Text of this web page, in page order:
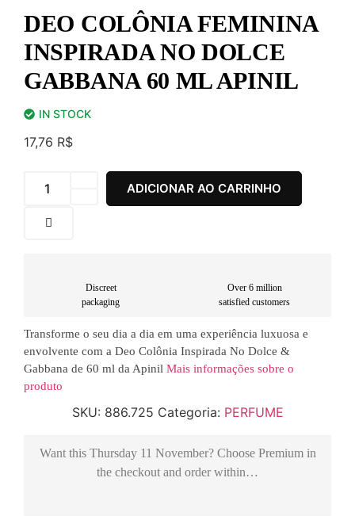
DEO COLÔNIA FEMININA
INSPIRADA NO DOLCE
GABBANA 60 ML APINIL
IN STOCK
17,76 R$
ADICIONAR AO CARRINHO
Discreet
packaging
Over 6 million
satisfied customers
Transforme o seu dia a dia em uma experiência luxuosa e
envolvente com a Deo Colônia Inspirada No Dolce &
Gabbana de 60 ml da Apinil Mais informações sobre o
produto
SKU: 886.725 Categoria: PERFUME
Want this Thursday 11 November? Choose Premiumin
the checkout and order within…